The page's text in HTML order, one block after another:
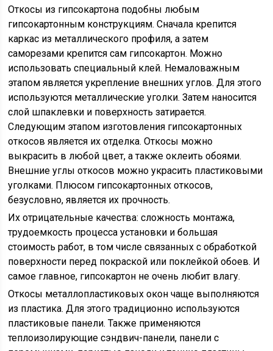
Откосы из гипсокартона подобны любым
гипсокартонным конструкциям. Сначала крепится
каркас из металлического профиля, а затем
саморезами крепится сам гипсокартон. Можно
использовать специальный клей. Немаловажным
этапом является укрепление внешних углов. Для этого
используются металлические уголки. Затем наносится
слой шпаклевки и поверхность затирается.
Следующим этапом изготовления гипсокартонных
откосов является их отделка. Откосы можно
выкрасить в любой цвет, а также оклеить обоями.
Внешние углы откосов можно украсить пластиковыми
уголками. Плюсом гипсокартонных откосов,
безусловно, является их прочность.
Их отрицательные качества: сложность монтажа,
трудоемкость процесса установки и большая
стоимость работ, в том числе связанных с обработкой
поверхности перед покраской или поклейкой обоев. И
самое главное, гипсокартон не очень любит влагу.
Откосы металлопластиковых окон чаще выполняются
из пластика. Для этого традиционно используются
пластиковые панели. Также применяются
теплоизолирующие сэндвич-панели, панели с